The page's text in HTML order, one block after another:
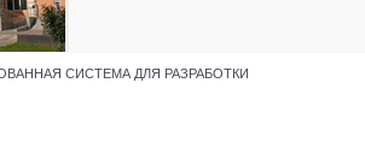
СИСТЕМА ДЛЯ РАЗРАБОТКИ